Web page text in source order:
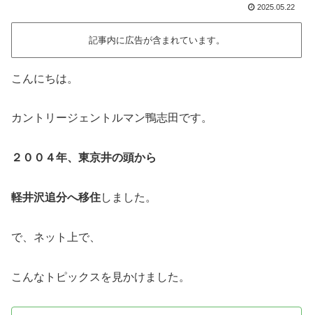
2025.05.22
記事内に広告が含まれています。
こんにちは。
カントリージェントルマン鴨志田です。
２００４年、東京井の頭から
軽井沢追分へ移住しました。
で、ネット上で、
こんなトピックスを見かけました。